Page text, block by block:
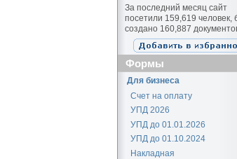
За последний месяц сайт
посетили 159,619 человек,
создано 160,887
Формы
Для бизнеса
Счет на оплату
УПД 2026
УПД до 01.01.2026
УПД до 01.10.2024
Накладная